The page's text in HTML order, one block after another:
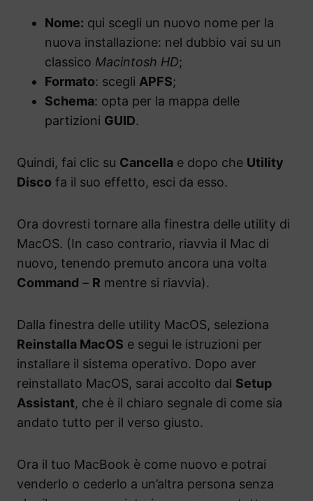
Nome: qui scegli un nuovo nome per la
nuova installazione: nel dubbio vai su un
classico Macintosh HD;
Formato: scegli APFS;
Schema: opta per la mappa delle
partizioni GUID.
Quindi, fai clic su Cancella e dopo che Utility
Disco fa il suo effetto, esci da esso.
Ora dovresti tornare alla finestra delle utility di
MacOS. (In caso contrario, riavvia il Mac di
nuovo, tenendo premuto ancora una volta
Command – R mentre si riavvia).
Dalla finestra delle utility MacOS, seleziona
Reinstalla MacOS e segui le istruzioni per
installare il sistema operativo. Dopo aver
reinstallato MacOS, sarai accolto dal Setup
Assistant, che è il chiaro segnale di come sia
andato tutto per il verso giusto.
Ora il tuo MacBook è come nuovo e potrai
venderlo o cederlo a un’altra persona senza